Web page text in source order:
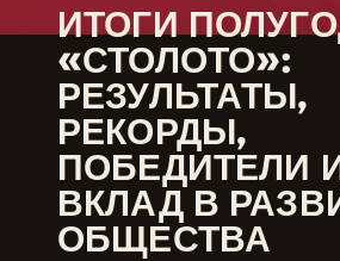
ИТОГИ
«СТОЛОТО»:
РЕЗУЛЬТАТЫ,
РЕКОРДЫ,
ПОБЕДИТЕЛИ
ВКЛАД В
ОБЩЕСТВА